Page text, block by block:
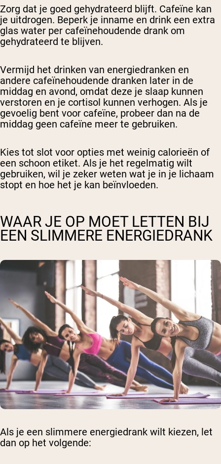
Zorg dat je goed gehydrateerd blijft. Cafeïne kan
je uitdrogen. Beperk je inname en drink een extra
glas water per cafeïnehoudende drank om
gehydrateerd te blijven.
Vermijd het drinken van energiedranken en
andere cafeïnehoudende dranken later in de
middag en avond, omdat deze je slaap kunnen
verstoren en je cortisol kunnen verhogen. Als je
gevoelig bent voor cafeïne, probeer dan na de
middag geen cafeïne meer te gebruiken.
Kies tot slot voor opties met weinig calorieën of
een schoon etiket. Als je het regelmatig wilt
gebruiken, wil je zeker weten wat je in je lichaam
stopt en hoe het je kan beïnvloeden.
WAAR JE OP MOET LETTEN BIJ
EEN SLIMMERE ENERGIEDRANK
Als je een slimmere energiedrank wilt kiezen, let
dan op het volgende: